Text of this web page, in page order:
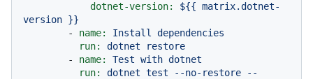
dotnet-version:
${{ matrix.dotnet-
version }}
-
name: Install
dependencies
run:
dotnet
restore
-
name: Test with dotnet
run:
dotnet test --no-restore
--